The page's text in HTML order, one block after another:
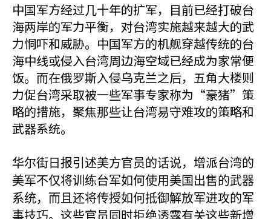
中国军方经过几十年的扩军，目前已经打破台
海两岸的军力平衡，对台湾实施越来越大的武
力恫吓和威胁。中国军方的机舰穿越传统的台
海中线或侵入台湾周边海空域已经成为家常便
饭。而在俄罗斯入侵乌克兰之后，五角大楼则
力促台湾采取被一些军事专家称为“豪猪”策
略的措施，聚焦那些让台湾易守难攻的策略和
武器系统。
华尔街日报引述美方官员的话说，增派台湾的
美军不仅将训练台军如何使用美国出售的武器
系统，而且还将传授如何抵御解放军进攻的军
事技巧。这些官员同时拒绝透露有关这些新增